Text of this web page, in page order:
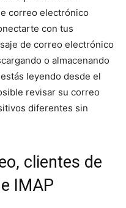
correo electrónico
con tus
de correo electrónico
o almacenando
leyendo desde el
revisar su correo
diferentes sin
clientes de
IMAP